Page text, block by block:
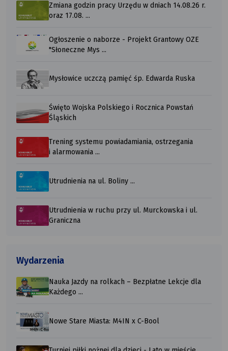
Zmiana godzin pracy Urzędu w dniach 14.08.26 r.
oraz 17.08. ...
Ogłoszenie o naborze - Projekt Grantowy OZE
"Słoneczne Mys ...
Mysłowice uczczą pamięć śp. Edwarda Ruska
Święto Wojska Polskiego i Rocznica Powstań
Śląskich
Trening systemu powiadamiania, ostrzegania
i alarmowania ...
Utrudnienia na ul. Boliny ...
Utrudnienia w ruchu przy ul. Murckowska i ul.
Graniczna
Wydarzenia
Nauka Jazdy na rolkach – Bezpłatne Lekcje dla
Każdego ...
Nowe Stare Miasta: M4IN x C-Bool